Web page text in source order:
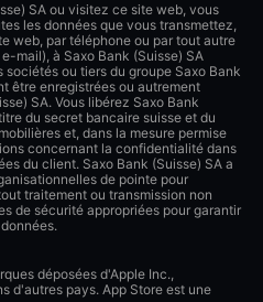
SA ou visitez ce site web, vous
les données que vous transmettez,
web, par téléphone ou par tout autre
mail), à Saxo Bank (Suisse) SA
ou tiers du groupe Saxo Bank
être enregistrées ou autrement
SA. Vous libérez Saxo Bank
du secret bancaire suisse et du
et, dans la mesure permise
concernant la confidentialité dans
du client. Saxo Bank (Suisse) SA a
de pointe pour
traitement ou transmission non
de sécurité appropriées pour garantir
déposées d'Apple Inc.,
d'autres pays. App Store est une